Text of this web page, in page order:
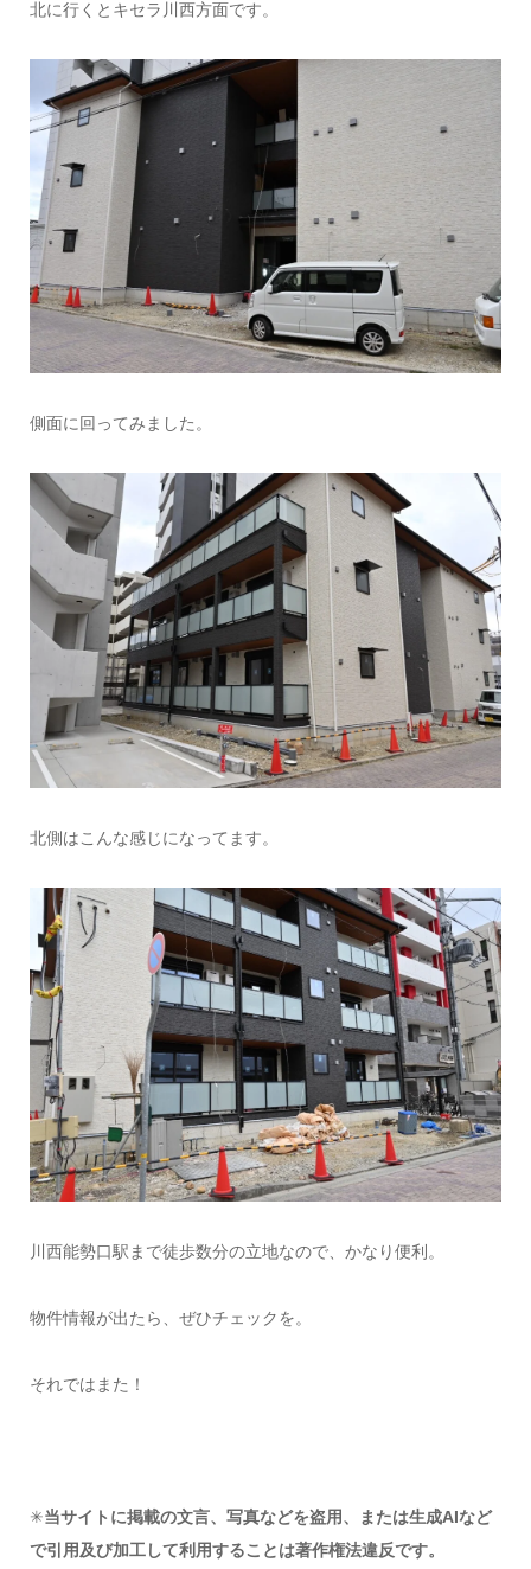
北に行くとキセラ川西方面です。
側面に回ってみました。
北側はこんな感じになってます。
川西能勢口駅まで徒歩数分の立地なので、かなり便利。
物件情報が出たら、ぜひチェックを。
それではまた！
✳︎当サイトに掲載の文言、写真などを盗用、または生成AIなど
で引用及び加工して利用することは著作権法違反です。